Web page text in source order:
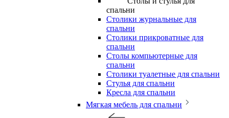
спальни
Столики журнальные для
спальни
Столики прикроватные для
спальни
Столы компьютерные для
спальни
Столики туалетные для спальни
Стулья для спальни
Кресла для спальни
Мягкая мебель для спальни